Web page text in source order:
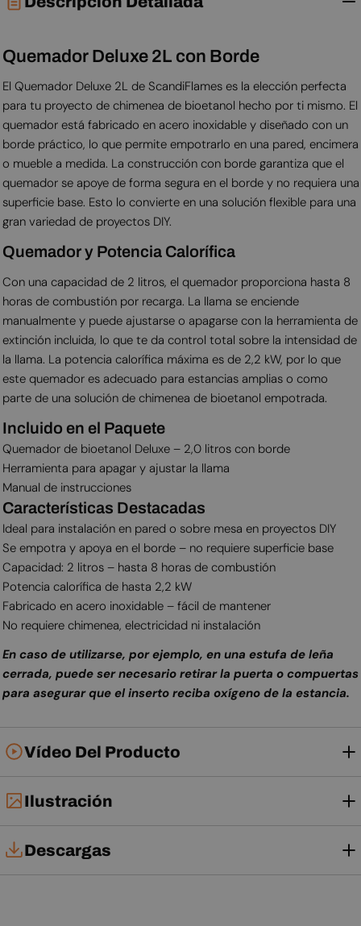
Quemador Deluxe 2L con Borde
El Quemador Deluxe 2L de ScandiFlames es la elección perfecta
para tu proyecto de chimenea de bioetanol hecho por ti mismo. El
quemador está fabricado en acero inoxidable y diseñado con un
borde práctico, lo que permite empotrarlo en una pared, encimera
o mueble a medida. La construcción con borde garantiza que el
quemador se apoye de forma segura en el borde y no requiera una
superficie base. Esto lo convierte en una solución flexible para una
gran variedad de proyectos DIY.
Quemador y Potencia Calorífica
Con una capacidad de 2 litros, el quemador proporciona hasta 8
horas de combustión por recarga. La llama se enciende
manualmente y puede ajustarse o apagarse con la herramienta de
extinción incluida, lo que te da control total sobre la intensidad de
la llama. La potencia calorífica máxima es de 2,2 kW, por lo que
este quemador es adecuado para estancias amplias o como
parte de una solución de chimenea de bioetanol empotrada.
Incluido en el Paquete
Quemador de bioetanol Deluxe – 2,0 litros con borde
Herramienta para apagar y ajustar la llama
Manual de instrucciones
Características Destacadas
Ideal para instalación en pared o sobre mesa en proyectos DIY
Se empotra y apoya en el borde – no requiere superficie base
Capacidad: 2 litros – hasta 8 horas de combustión
Potencia calorífica de hasta 2,2 kW
Fabricado en acero inoxidable – fácil de mantener
No requiere chimenea, electricidad ni instalación
En caso de utilizarse, por ejemplo, en una estufa de leña
cerrada, puede ser necesario retirar la puerta o compuertas
para asegurar que el inserto reciba oxígeno de la estancia.
Vídeo Del Producto
Ilustración
Descargas